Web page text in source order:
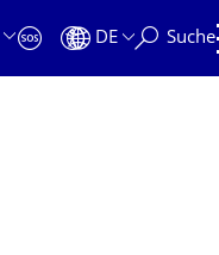
DE Suche